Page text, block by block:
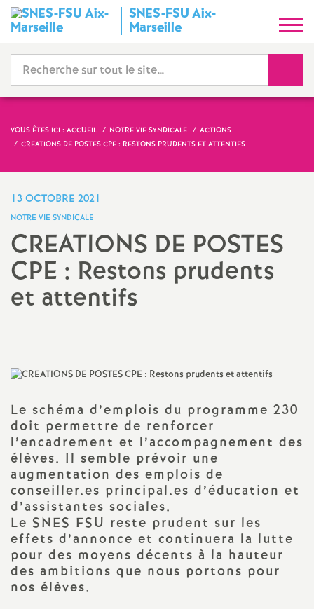
SNES-FSU Aix-
Marseille
y
n
d
i
a
t
t
i
o
n
a
l
VOUS ÊTES ICI : ACCUEIL NOTRE VIE SYNDICALE
ACTIONS
CREATIONS DE POSTES CPE : RESTONS PRUDENTS ET ATTENTIFS
13 OCTOBRE 2021
NOTRE VIE SYNDICALE
CREATIONS DE POSTES
CPE : Restons prudents
et attentifs
Le schéma d’emplois du programme 230
doit permettre de renforcer
l’encadrement et l’accompagnement des
élèves. Il semble prévoir une
augmentation des emplois de
conseiller.es principal.es d’éducation et
d’assistantes sociales.
Le SNES FSU reste prudent sur les
effets d’annonce et continuera la lutte
pour des moyens décents à la hauteur
des ambitions que nous portons pour
nos élèves.